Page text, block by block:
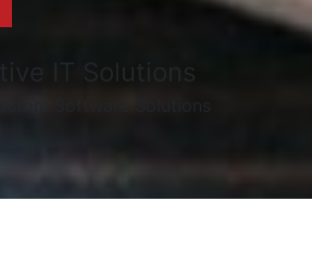
IT Solutions
Software Solutions